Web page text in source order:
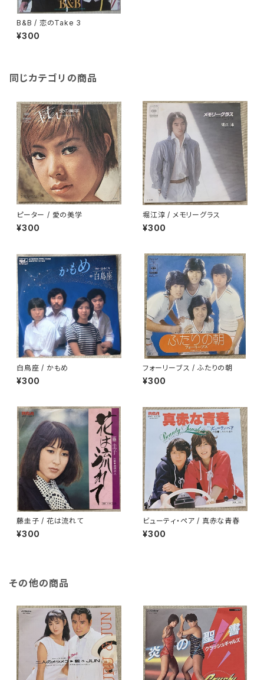
B&B / 恋のTake 3
¥300
同じカテゴリの商品
ピーター / 愛の美学
¥300
堀江淳 / メモリーグラス
¥300
白鳥座 / かもめ
¥300
フォーリーブス / ふたりの朝
¥300
藤圭子 / 花は流れて
¥300
ビューティ・ペア / 真赤な青春
¥300
その他の商品